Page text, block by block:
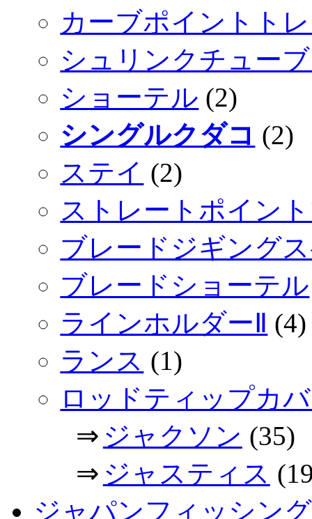
カーブポイントト
シュリンクチュー
ショーテル (2)
シングルクダコ (2)
ステイ (2)
ストレートポイン
ブレードジギング
ブレードショーテル
ラインホルダーⅡ (4)
ランス (1)
ロッドティップカ
⇒ ジャクソン (35)
⇒ ジャスティス
ジャパンフィッシン